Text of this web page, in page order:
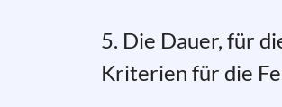
5. Die Dauer, für
Kriterien für die